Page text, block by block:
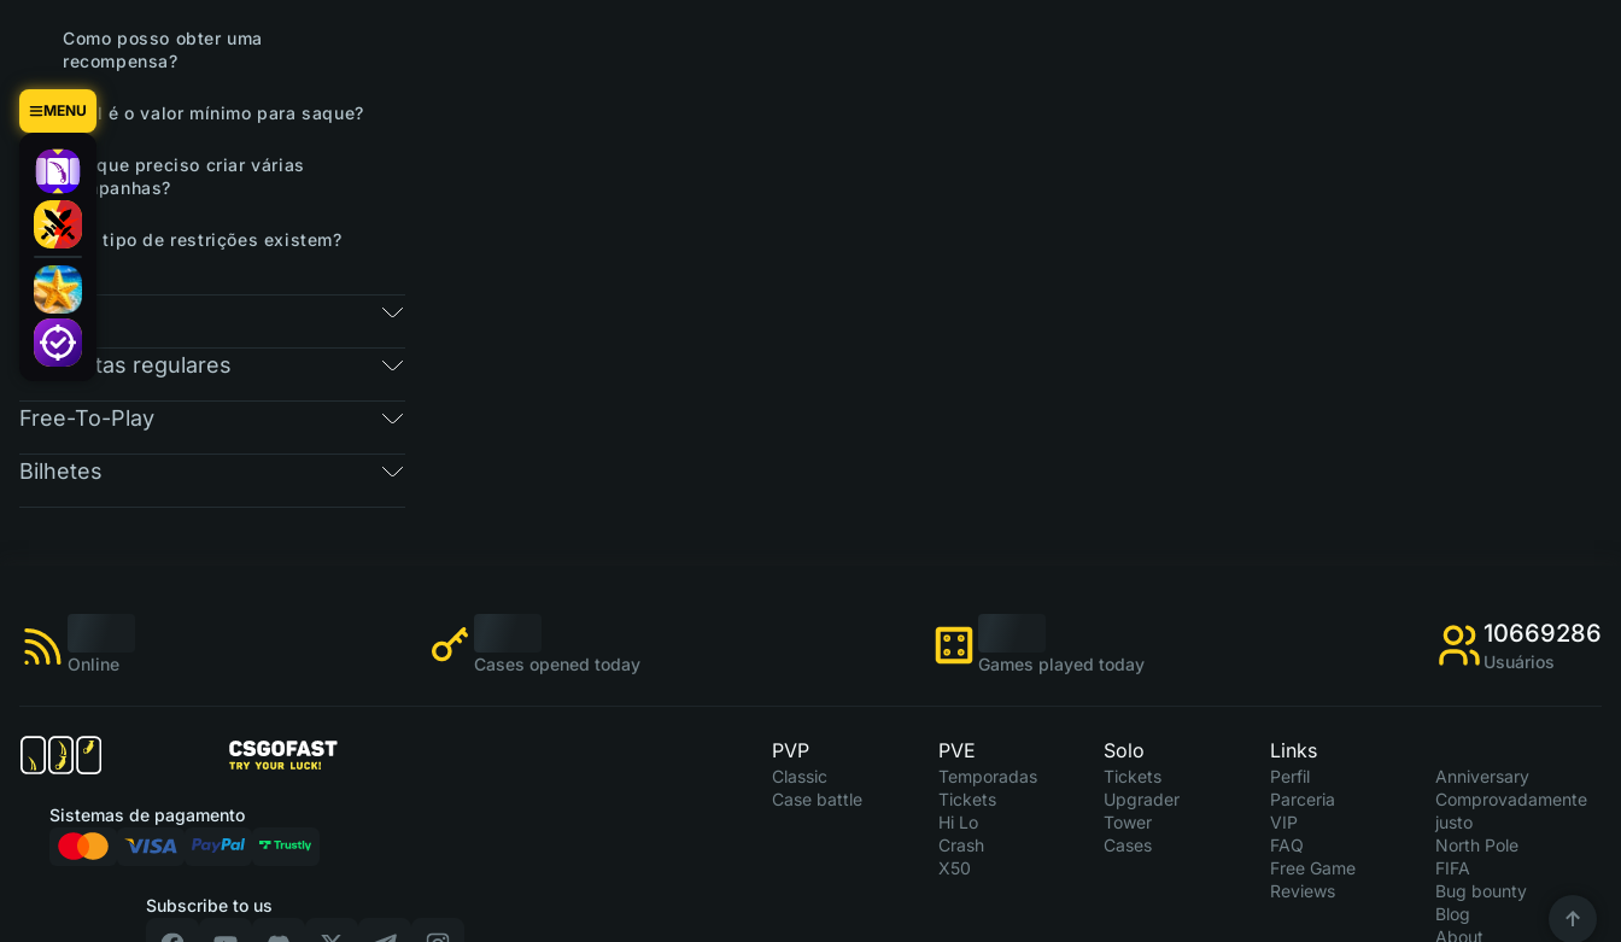
MENU
Como posso obter uma
recompensa?
Qual é o valor mínimo para saque?
Por que preciso criar várias
campanhas?
Que tipo de restrições existem?
RAIN
Perguntas regulares
Free-To-Play
Bilhetes
Online Cases opened today Games played today
10669286
Usuários
Subscribe to us
Sistemas de pagamento
PVP
Classic
Case battle
PVE
Temporadas
Tickets
Hi Lo
Crash
X50
Solo
Tickets
Upgrader
Tower
Cases
Links
Perfil
Parceria
VIP
FAQ
Free Game
Reviews
Anniversary
Comprovadamente
justo
North Pole
FIFA
Bug bounty
Blog
About